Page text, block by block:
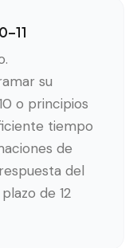
su
o principios
tiempo
de
del
de 12